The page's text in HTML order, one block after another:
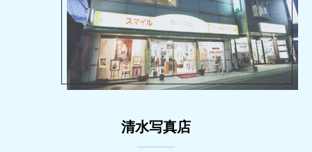
清水写真店